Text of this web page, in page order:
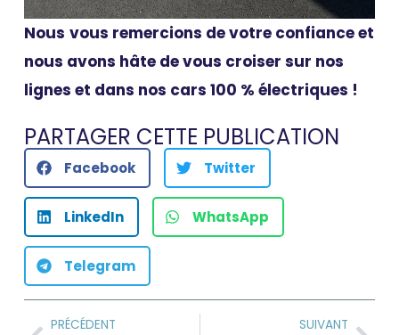
Nous vous remercions de votre confiance et
nous avons hâte de vous croiser sur nos
lignes et dans nos cars 100 % électriques !
PARTAGER CETTE PUBLICATION
Facebook Twitter
LinkedIn WhatsApp
Telegram
PRÉCÉDENT SUIVANT